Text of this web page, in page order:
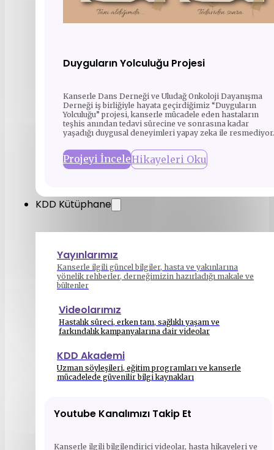
Duyguların Yolculuğu Projesi
Kanserle Dans Derneği ve Uludağ Onkoloji Dayanışma
Derneği iş birliğiyle hayata geçirdiğimiz “Duyguların
Yolculuğu” projesi, kanserle mücadele eden hastaların
teşhis anından tedavi sürecine ve sonrasına kadar
yaşadığı duygusal deneyimleri yapay zeka ile resmediyor.
Projeyi İnceleHikayeleri Oku
KDD Kütüphane
Yayınlarımız
Kanserle ilgili güncel bilgiler, hasta ve yakınlarına
yönelik rehberler, derneğimizin hazırladığı makale ve
bültenler
Videolarımız
Hastalık süreci, erken tanı, sağlıklı yaşam ve
farkındalık kampanyalarına dair videolar
KDD Akademi
Uzman söyleşileri, eğitim programları ve kanserle
mücadelede güvenilir bilgi kaynakları
Youtube Kanalımızı Takip Et
Kanserle ilgili bilgilendirici videolar, hasta hikayeleri ve